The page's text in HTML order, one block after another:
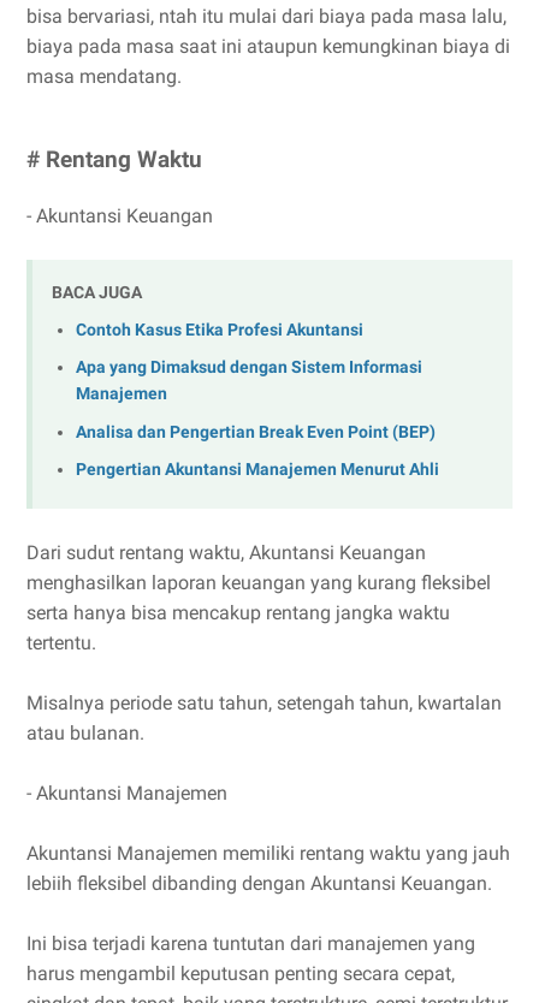
bisa bervariasi, ntah itu mulai dari biaya pada masa lalu,
biaya pada masa saat ini ataupun kemungkinan biaya di
masa mendatang.
# Rentang Waktu
- Akuntansi Keuangan
BACA JUGA
Contoh Kasus Etika Profesi Akuntansi
Apa yang Dimaksud dengan Sistem Informasi
Manajemen
Analisa dan Pengertian Break Even Point (BEP)
Pengertian Akuntansi Manajemen Menurut Ahli
Dari sudut rentang waktu, Akuntansi Keuangan
menghasilkan laporan keuangan yang kurang fleksibel
serta hanya bisa mencakup rentang jangka waktu
tertentu.
Misalnya periode satu tahun, setengah tahun, kwartalan
atau bulanan.
- Akuntansi Manajemen
Akuntansi Manajemen memiliki rentang waktu yang jauh
lebiih fleksibel dibanding dengan Akuntansi Keuangan.
Ini bisa terjadi karena tuntutan dari manajemen yang
harus mengambil keputusan penting secara cepat,